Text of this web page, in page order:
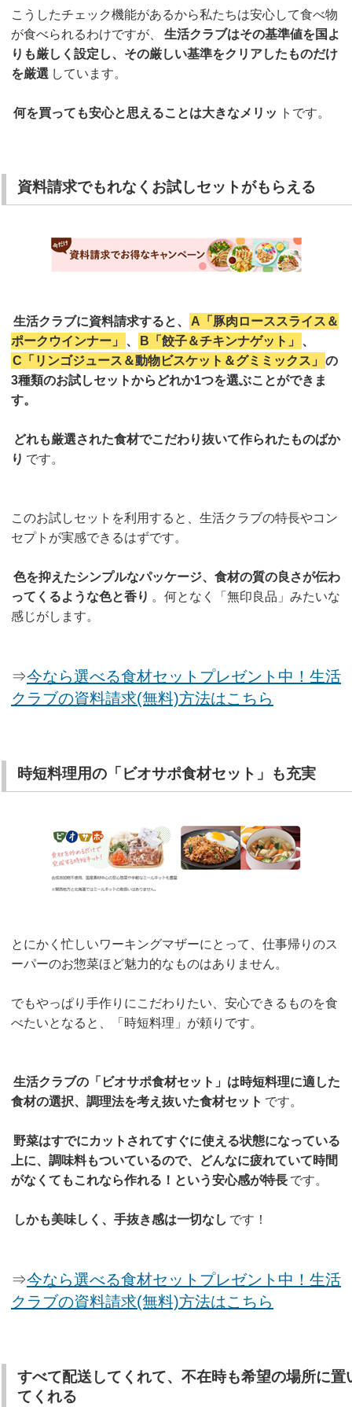
こうしたチェック機能があるから私たちは安心して食べ物
が食べられるわけですが、
生活クラブはその基準値を国よ
りも厳しく設定し、その厳しい基準をクリアしたものだけ
を厳選 しています。
何を買っても安心と思えることは大きなメリッ トです。
資料請求でもれなくお試しセットがもらえる
生活クラブに資料請求すると、
A「豚肉ローススライス＆
ポークウインナー」
、 B「餃子＆チキンナゲット」
、
C「リンゴジュース＆動物ビスケット＆グミミックス」
の
3種類のお試しセットからどれか1つを選ぶことができま
す。
どれも厳選された食材でこだわり抜いて作られたものばか
り です。
このお試しセットを利用すると、生活クラブの特長やコン
セプトが実感できるはずです。
色を抑えたシンプルなパッケージ、食材の質の良さが伝わ
ってくるような色と香り 。何となく「無印良品」みたいな
感じがします。
⇒今なら選べる食材セットプレゼント中！生活
クラブの資料請求(無料)方法はこちら
時短料理用の「ビオサポ食材セット」も充実
とにかく忙しいワーキングマザーにとって、仕事帰りのス
ーパーのお惣菜ほど魅力的なものはありません。
でもやっぱり手作りにこだわりたい、安心できるものを食
べたいとなると、「時短料理」が頼りです。
生活クラブの「ビオサポ食材セット」は時短料理に適した
食材の選択、調理法を考え抜いた食材セット です。
野菜はすでにカットされてすぐに使える状態になっている
上に、調味料もついているので、どんなに疲れていて時間
がなくてもこれなら作れる！という安心感が特長 です。
しかも美味しく、手抜き感は一切なし です！
⇒今なら選べる食材セットプレゼント中！生活
クラブの資料請求(無料)方法はこちら
すべて配送してくれて、不在時も希望の場所に置
てくれる